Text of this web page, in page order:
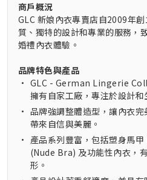
商戶概況
GLC 新娘內衣專賣店自2009年
質、獨特的設計和專業的服務，
婚禮內衣體驗。
品牌特色與產品
• GLC - German Lingerie
擁有自家工廠，專注於設計和
• 品牌強調整體造型，讓內衣
帶來自信與美麗。
• 產品系列豐富，包括塑身馬
(Nude Bra) 及功能性內衣，
形。